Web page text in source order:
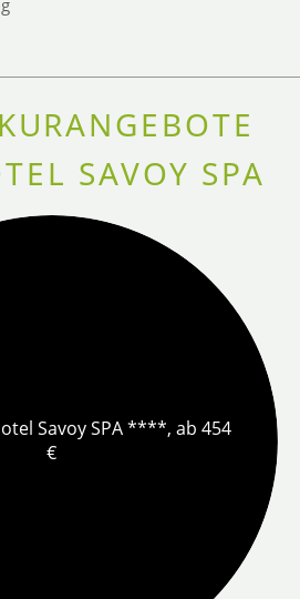
SAVOY SPA
Savoy SPA ****, ab 454
€